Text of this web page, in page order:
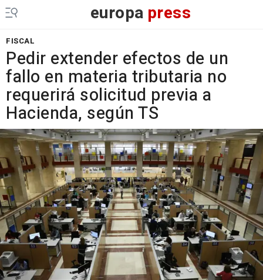
europa press
FISCAL
Pedir extender efectos de un
fallo en materia tributaria no
requerirá solicitud previa a
Hacienda, según TS